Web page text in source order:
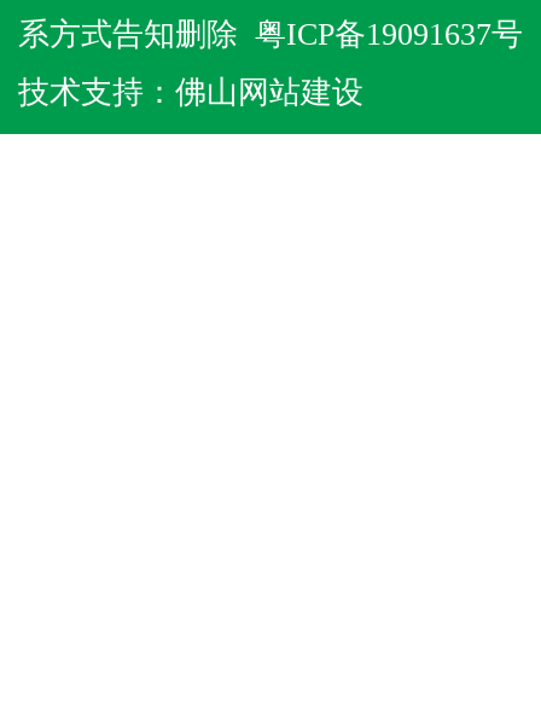
系方式告知删除 粤ICP备19091637号
技术支持： 佛山网站建设